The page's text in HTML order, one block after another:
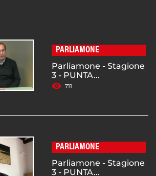
PARLIAMONE
Parliamone - Stagione
3 - PUNTA...
711
PARLIAMONE
Parliamone - Stagione
3 - PUNTA...